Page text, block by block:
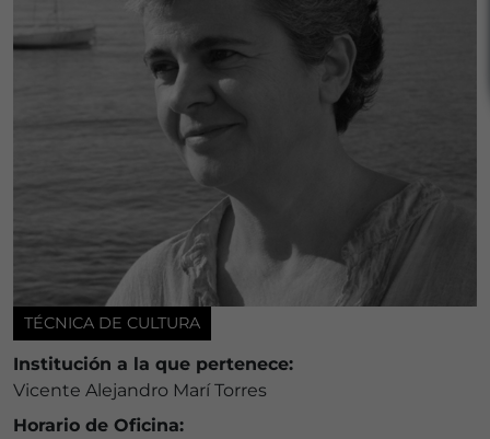
TÉCNICA DE CULTURA
Institución a la que pertenece:
Vicente Alejandro Marí Torres
Horario de Oficina: